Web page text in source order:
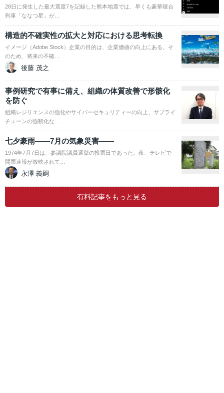
28日に発生した最大震度7を記録した熊本地震では、早くも豪華寝台
列車「ななつ星」が…
構造的不確実性の拡大と対応における思考転換
イメージ（Adobe Stock）企業の目的は、企業価値の向上にある。そ
のため、将来の不確…
後藤 茂之
事例研究で有事に備え、組織の体質改善で形骸化
を防ぐ
組織レジリエンスの強化やサイバーセキュリティーの向上、サプライ
チェーンの強靭化な…
七夕豪雨――7月の気象災害――
1974年7月7日は、参議院議員選挙の投票日であった。夜、テレビで
開票速報が放映されて…
永澤 義嗣
有料記事をもっと見る